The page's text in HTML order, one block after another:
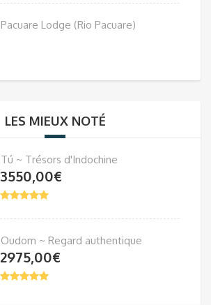
Pacuare Lodge (Rio Pacuare)
LES MIEUX NOTÉ
Tú ~ Trésors d'Indochine
3550,00€
Oudom ~ Regard authentique
2975,00€